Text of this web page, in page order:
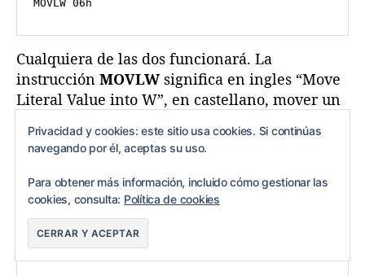
Cualquiera de las dos funcionará. La
instrucción MOVLWsignifica en ingles “Move
Literal Value into W”, en castellano, mover un
Ahora necesitamos poner este valor en el
registro TRISA para configurar el puerto:
Privacidad y cookies: este sitio usa cookies. Si continúas
navegando por él, aceptas su uso.
Para obtener más información, incluido cómo gestionar las
cookies, consulta: Política de cookies